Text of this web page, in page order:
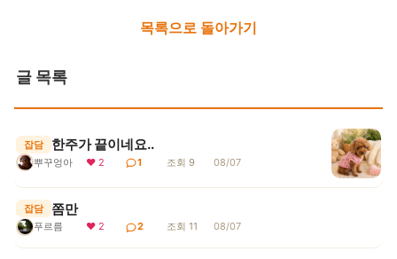
목록으로 돌아가기
글 목록
잡담 한주가 끝이네요..
뿌꾸엉아 ❤ 2 1 조회 9 08/07
잡담 쫌만
푸르름 ❤ 2 2 조회 11 08/07